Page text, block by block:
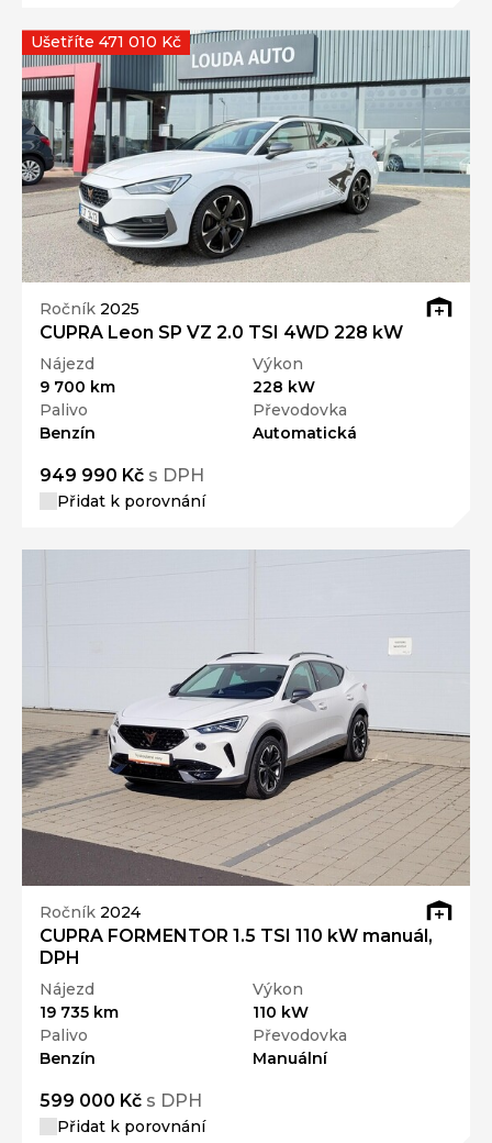
Ročník 2025
CUPRA Leon SP VZ 2.0 TSI 4WD 228 kW
Nájezd
9 700 km
Výkon
228 kW
Palivo
Benzín
Převodovka
Automatická
949 990 Kč s DPH
Přidat k porovnání
Ušetříte 471 010 Kč
Ročník 2024
CUPRA FORMENTOR 1.5 TSI 110 kW manuál,
DPH
Nájezd
19 735 km
Výkon
110 kW
Palivo
Benzín
Převodovka
Manuální
599 000 Kč s DPH
Přidat k porovnání